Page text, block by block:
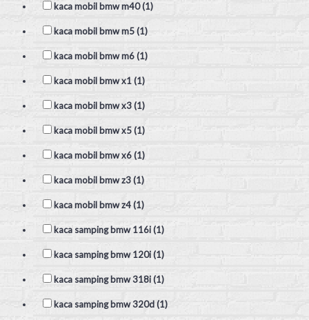
kaca mobil bmw m40 (1)
kaca mobil bmw m5 (1)
kaca mobil bmw m6 (1)
kaca mobil bmw x1 (1)
kaca mobil bmw x3 (1)
kaca mobil bmw x5 (1)
kaca mobil bmw x6 (1)
kaca mobil bmw z3 (1)
kaca mobil bmw z4 (1)
kaca samping bmw 116i (1)
kaca samping bmw 120i (1)
kaca samping bmw 318i (1)
kaca samping bmw 320d (1)